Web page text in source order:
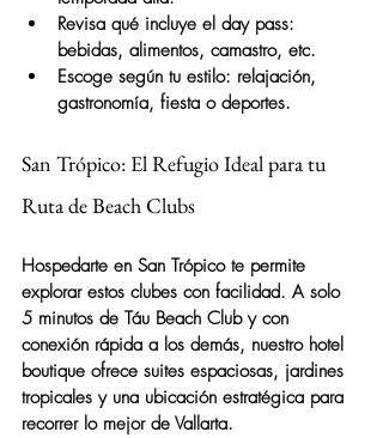
Revisa qué incluye el day pass:
bebidas, alimentos, camastro, etc.
Escoge según tu estilo: relajación,
gastronomía, fiesta o deportes.
San Trópico: El Refugio Ideal para tu
Ruta de Beach Clubs
Hospedarte en San Trópico te permite
explorar estos clubes con facilidad. A solo
5 minutos de Táu Beach Club y con
conexión rápida a los demás, nuestro hotel
boutique ofrece suites espaciosas, jardines
tropicales y una ubicación estratégica para
recorrer lo mejor de Vallarta.